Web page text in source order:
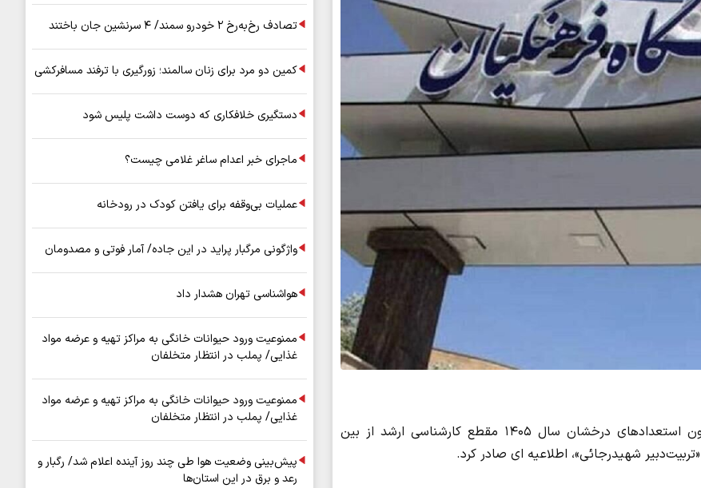
دانشگاه فرهنگیان در خصوص فرآیند جذب و پذیرش بدون آزمون استعدادهای درخشان سال ۱۴۰۵ مقطع کارشناسی ارشد از بین
تصادف رخ‌به‌رخ ۲ خودرو سمند/ ۴ سرنشین جان باختند
کمین دو مرد برای زنان سالمند؛ زورگیری با ترفند مسافرکشی
دستگیری خلافکاری که دوست داشت پلیس شود
ماجرای خبر اعدام ساغر غلامی چیست؟
عملیات بی‌وقفه برای یافتن کودک در رودخانه
واژگونی مرگبار پراید در این جاده/ آمار فوتی و مصدومان
هواشناسی تهران هشدار داد
ممنوعیت ورود حیوانات خانگی به مراکز تهیه و عرضه مواد
غذایی/ پملب در انتظار متخلفان
ممنوعیت ورود حیوانات خانگی به مراکز تهیه و عرضه مواد
غذایی/ پملب در انتظار متخلفان
پیش‌بینی وضعیت هوا طی چند روز آینده اعلام شد/ رگبار و
رعد و برق در این استان‌ها